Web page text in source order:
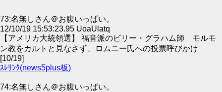
73:名無しさん＠お腹いっぱい。
12/10/19 15:53:23.95 UoaUlatq
【アメリカ大統領選】 福音派のビリー・グラハム師 モルモ
ン教をカルトと見なさず、ロムニー氏への投票呼びかけ
[10/19]
ｽﾚﾘﾝｸ(news5plus板)
74:名無しさん＠お腹いっぱい。